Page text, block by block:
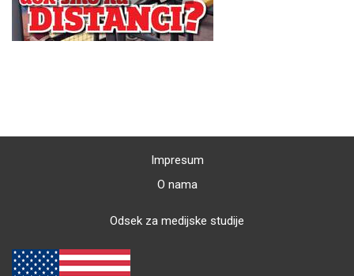
Impresum
O nama
Odsek za medijske studije